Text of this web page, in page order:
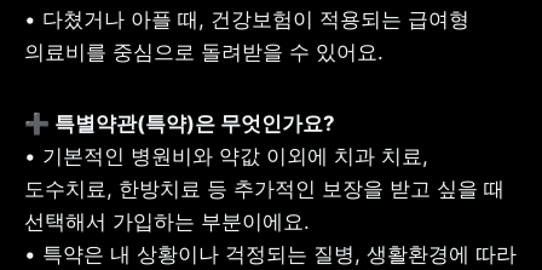
• 다쳤거나 아플 때, 건강보험이 적용되는 급여형
의료비를 중심으로 돌려받을 수 있어요.
• 기본적인 병원비와 약값 이외에 치과 치료,
도수치료, 한방치료 등 추가적인 보장을 받고 싶을 때
선택해서 가입하는 부분이에요.
• 특약은 내 상황이나 걱정되는 질병, 생활환경에 따라